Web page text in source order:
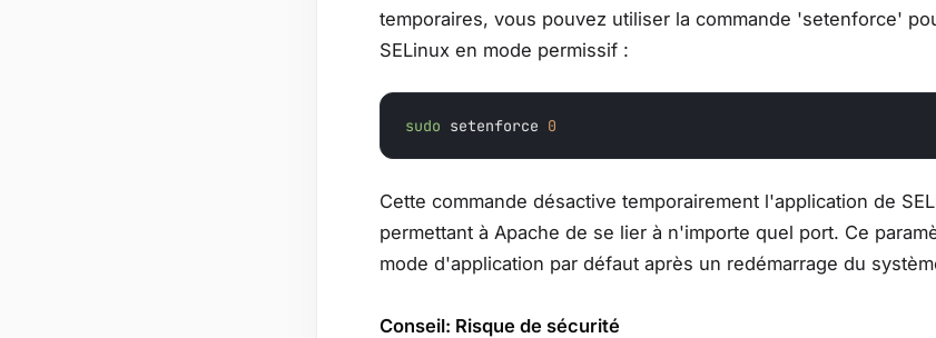
temporaires, vous pouvez utiliser la commande 'setenforce'
SELinux en mode permissif :
sudo setenforce 0
Cette commande désactive temporairement l'application de
permettant à Apache de se lier à n'importe quel port. Ce
mode d'application par défaut après un redémarrage du
Conseil: Risque de sécurité